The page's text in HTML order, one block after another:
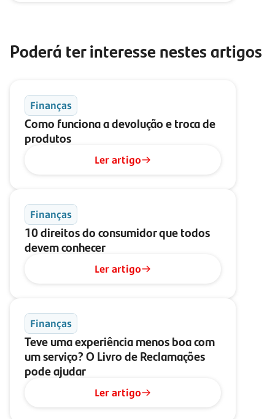
Poderá ter interesse nestes artigos
Finanças
Como funciona a devolução e troca de
produtos
Ler artigo
Finanças
10 direitos do consumidor que todos
devem conhecer
Ler artigo
Finanças
Teve uma experiência menos boa com
um serviço? O Livro de Reclamações
pode ajudar
Ler artigo